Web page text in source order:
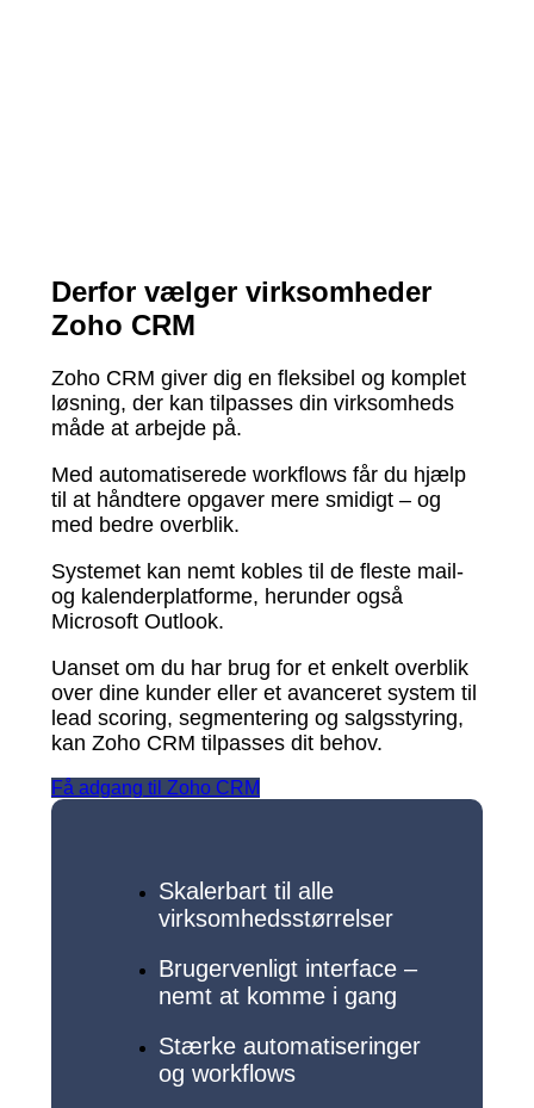
Derfor vælger virksomheder
Zoho CRM
Zoho CRM giver dig en fleksibel og komplet
løsning, der kan tilpasses din virksomheds
måde at arbejde på.
Med automatiserede workflows får du hjælp
til at håndtere opgaver mere smidigt – og
med bedre overblik.
Systemet kan nemt kobles til de fleste mail-
og kalenderplatforme, herunder også
Microsoft Outlook.
Uanset om du har brug for et enkelt overblik
over dine kunder eller et avanceret system til
lead scoring, segmentering og salgsstyring,
kan Zoho CRM tilpasses dit behov.
Få adgang til Zoho CRM
Skalerbart til alle
virksomhedsstørrelser
Brugervenligt interface –
nemt at komme i gang
Stærke automatiseringer
og workflows